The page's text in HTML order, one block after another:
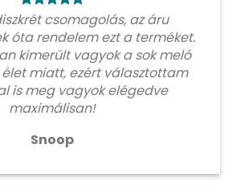
csomagolás, az áru
óta rendelem ezt a terméket.
kimerült vagyok a sok meló
miatt, ezért választottam
is meg vagyok elégedve
maximálisan!
Snoop